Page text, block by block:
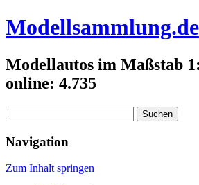
Modellsammlung.de
Modellautos im Maßstab
online: 4.735
nach:
Navigation
Zum Inhalt springen